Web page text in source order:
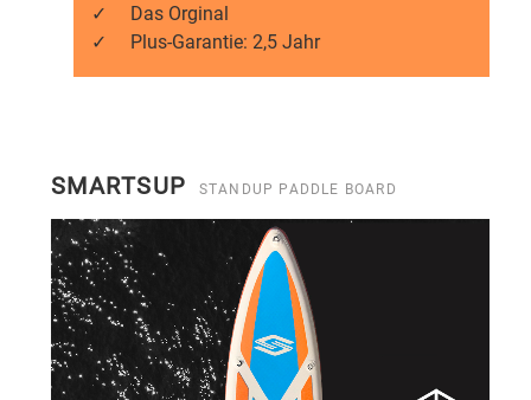
✓
Das Orginal
✓
Plus-Garantie: 2,5 Jahr
SMARTSUP STANDUP PADDLE BOARD